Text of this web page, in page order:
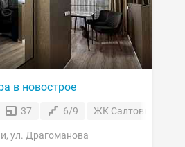
в новострое
37 6/9 ЖК Салтовксий
ул. Драгоманова